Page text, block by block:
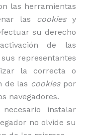
las herramientas
las cookiesy
su derecho
de las
representantes
la correcta o
de las cookiespor
navegadores.
instalar
no olvide su